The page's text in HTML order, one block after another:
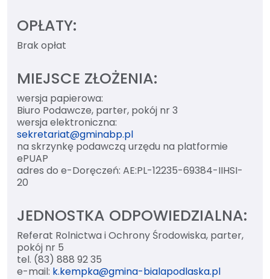
OPŁATY:
Brak opłat
MIEJSCE ZŁOŻENIA:
wersja papierowa:
Biuro Podawcze, parter, pokój nr 3
wersja elektroniczna:
sekretariat@gminabp.pl
na skrzynkę podawczą urzędu na platformie
ePUAP
adres do e-Doręczeń: AE:PL-12235-69384-IIHSI-
20
JEDNOSTKA ODPOWIEDZIALNA:
Referat Rolnictwa i Ochrony Środowiska, parter,
pokój nr 5
tel. (83) 888 92 35
e-mail: k.kempka@gmina-bialapodlaska.pl